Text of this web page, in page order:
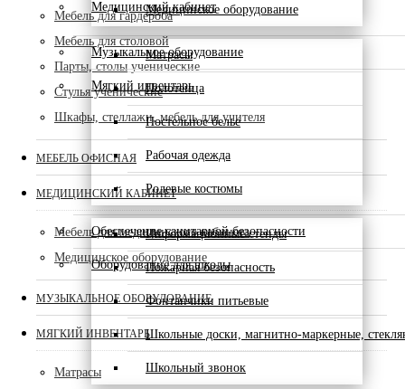
Медицинский кабинет
Медицинское оборудование
Музыкальное оборудование
Мягкий инвентарь
Матрасы
Полотенца
Постельное белье
Рабочая одежда
Ролевые костюмы
Обеспечение санитарной безопасности
Оборудование для школы
Информационные стенды
Пожарная безопасность
Фонтанчики питьевые
Школьные доски, магнитно-маркерные,
Школьный звонок
Мебель для гардероба
Мебель для столовой
Парты, столы ученические
Стулья ученические
Шкафы, стеллажи, мебель для учителя
МЕБЕЛЬ ОФИСНАЯ
МЕДИЦИНСКИЙ КАБИНЕТ
Мебель для медицинского кабинета
Медицинское оборудование
МУЗЫКАЛЬНОЕ ОБОРУДОВАНИЕ
МЯГКИЙ ИНВЕНТАРЬ
Матрасы